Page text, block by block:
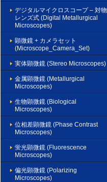
デジタルマイクロスコープ – 対物
レンズ式 (Digital Metallurgical
Microscopes)
顕微鏡 + カメラセット
(Microscope_Camera_Set)
実体顕微鏡 (Stereo Microscopes)
金属顕微鏡 (Metallurgical
Microscopes)
生物顕微鏡 (Biological
Microscopes)
位相差顕微鏡 (Phase Contrast
Microscopes)
蛍光顕微鏡 (Fluorescence
Microscopes)
偏光顕微鏡 (Polarizing
Microscopes)